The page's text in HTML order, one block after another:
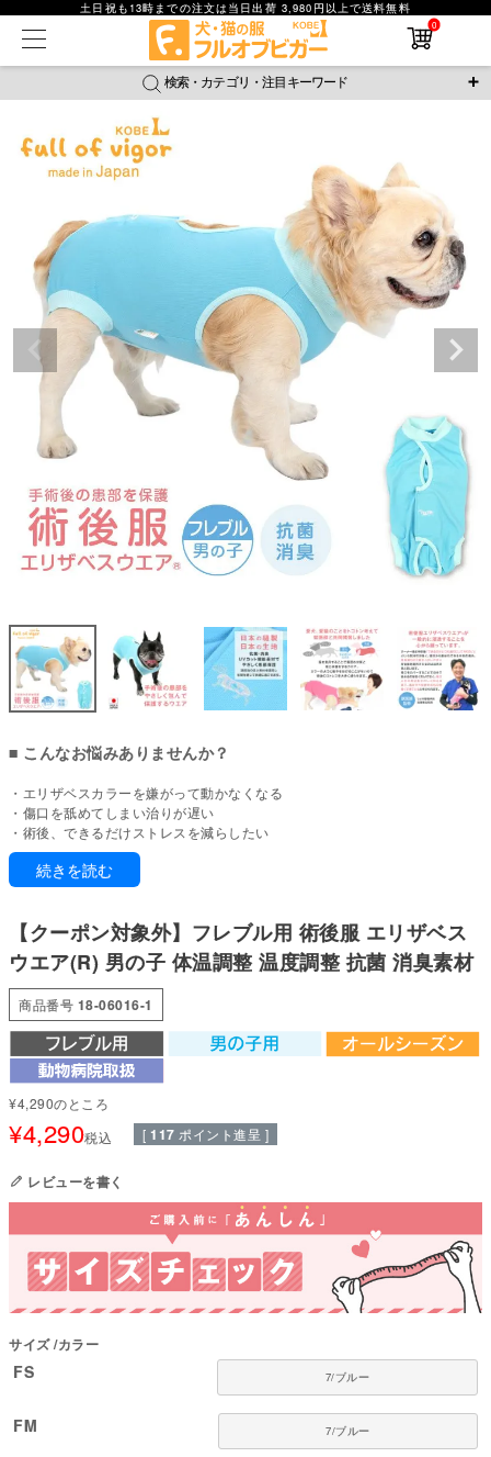
土日祝も13時までの注文は当日出荷 3,980円以上で送料無料
0
検索・カテゴリ・注目キーワード
ジャージ 防蚊 撥水レイン ラッシュガード
接触冷感 おそろコーデ 背中開きアイテム
新作アイテム
返品・交換について ご利用ガイド
詳細検索
在庫なし商品
在庫なし商品を表示しない
新着順
価格が安い順
価格が高い順
レビュー数順
検索
■ こんなお悩みありませんか？
・エリザベスカラーを嫌がって動かなくなる
・傷口を舐めてしまい治りが遅い
・術後、できるだけストレスを減らしたい
・皮膚トラブルで掻きむしり・舐めがある
・通院や排泄のたびに着脱が大変
手術やケガ・皮膚トラブルのとき、エリザベスカラーがかえってストレスに
なることはありませんか？
エリザベスウエアは、動きやすく締めつけない優しい設計で、傷口をそっと
守りながら日常生活をサポートします。 着せたまま排泄や通院もスムーズに
でき、エリザベスカラーが苦手な子にも負担をかけません。
「カラーが可哀そう」
「傷口を気にしていた」
そんな声に応えて、獣医師と共同開発した、我が子のための思いやりウェア
です。
着てくれる服」を追求。
多くの犬と飼い主に支持されています。
■ 本製品の特徴
【エリザベスカラーの代替として】
首への圧迫ゼロのウエアタイプで、嫌がって動かなくなるストレスを大きく
着せたまま排泄・通院もスムーズに行えます。
お腹・背中の傷口をやさしくカバーし、術後の舐めや引っかきを防ぎます。
締めつけない優しい設計で、回復期も快適に過ごせます。
続きを読む
【クーポン対象外】フレブル用 術後服 エリザベス
ウエア(R) 男の子 体温調整 温度調整 抗菌 消臭素材
商品番号 18-06016-1
¥4,290のところ
¥4,290税込 [ 117 ポイント進呈 ]
レビューを書く
サイズ カラー
FS 7/ブルー
FM 7/ブルー